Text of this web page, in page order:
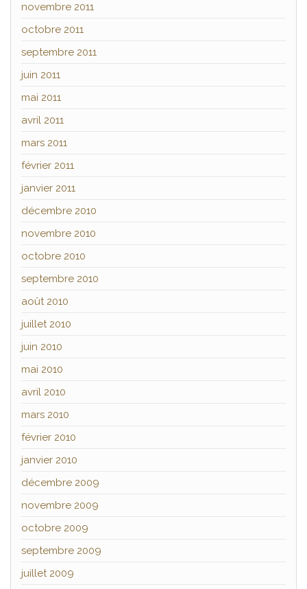
novembre 2011
octobre 2011
septembre 2011
juin 2011
mai 2011
avril 2011
mars 2011
février 2011
janvier 2011
décembre 2010
novembre 2010
octobre 2010
septembre 2010
août 2010
juillet 2010
juin 2010
mai 2010
avril 2010
mars 2010
février 2010
janvier 2010
décembre 2009
novembre 2009
octobre 2009
septembre 2009
juillet 2009